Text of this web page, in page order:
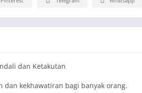
dan Ketakutan
kekhawatiran bagi banyak orang.